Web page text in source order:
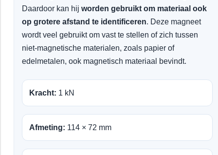
Daardoor kan hij worden gebruikt om materiaal ook
op grotere afstand te identificeren. Deze magneet
wordt veel gebruikt om vast te stellen of zich tussen
niet-magnetische materialen, zoals papier of
edelmetalen, ook magnetisch materiaal bevindt.
Kracht: 1 kN
Afmeting: 114 × 72 mm